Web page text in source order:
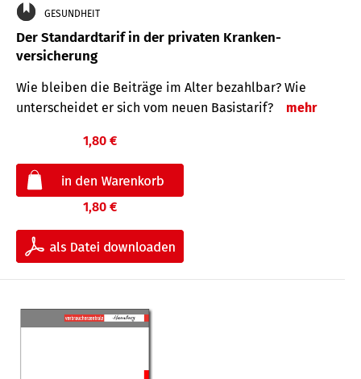
GESUNDHEIT
Der Standard­tarif in der privaten Kranken­
versicherung
Wie bleiben die Beiträge im Alter bezahlbar? Wie
unterscheidet er sich vom neuen Basistarif?
mehr
1,80 €
1,80 €